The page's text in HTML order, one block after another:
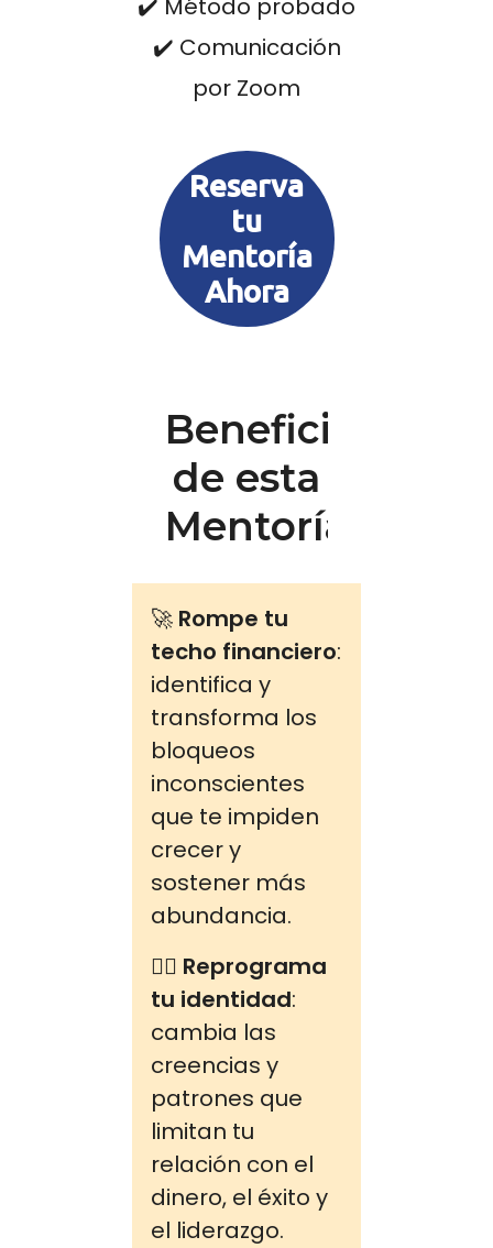
✔️ Método probado
✔️ Comunicación
por Zoom
Reserva
tu
Mentoría
Ahora
Beneficios
de esta
Mentoría
🚀 Rompe tu
techo financiero:
identifica y
transforma los
bloqueos
inconscientes
que te impiden
crecer y
sostener más
abundancia.
🧑‍⚕️ Reprograma
tu identidad:
cambia las
creencias y
patrones que
limitan tu
relación con el
dinero, el éxito y
el liderazgo.